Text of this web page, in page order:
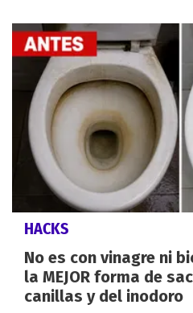
HACKS
No es con vinagre ni
la MEJOR forma de
canillas y del inodoro